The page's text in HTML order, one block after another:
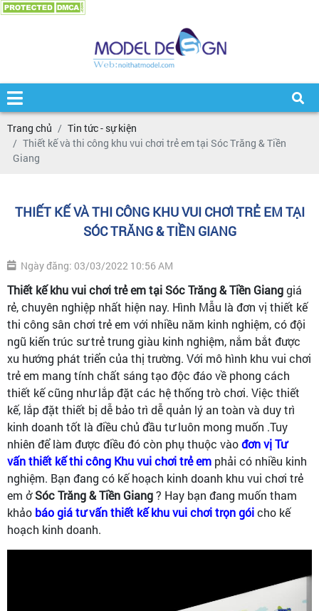
Trang chủ
Tin tức - sự kiện
Thiết kế và thi công khu vui chơi trẻ em tại Sóc Trăng & Tiền
Giang
THIẾT KẾ VÀ THI CÔNG KHU VUI CHƠI TRẺ EM TẠI
SÓC TRĂNG & TIỀN GIANG
Ngày đăng: 03/03/2022 10:56 AM
Thiết kế khu vui chơi trẻ em tại Sóc Trăng & Tiền Gianggiá
rẻ, chuyên nghiệp nhất hiện nay. Hình Mẫu là đơn vị thiết kế
thi công sân chơi trẻ em với nhiều năm kinh nghiệm, có đội
ngũ kiến trúc sư trẻ trung giàu kinh nghiệm, nắm bắt được
xu hướng phát triển của thị trường. Với mô hình khu vui chơi
trẻ em mang tính chất sáng tạo độc đáo về phong cách
thiết kế cũng như lắp đặt các hệ thống trò chơi. Việc thiết
kế, lắp đặt thiết bị dễ bảo trì dễ quản lý an toàn và duy trì
kinh doanh tốt là điều chủ đầu tư luôn mong muốn .Tuy
nhiên để làm được điều đó còn phụ thuộc vàođơn vị Tư
vấn thiết kế thi công Khu vui chơi trẻ em phải có nhiều kinh
nghiệm. Bạn đang có kế hoạch kinh doanh khu vui chơi trẻ
em ởSóc Trăng & Tiền Giang? Hay bạn đang muốn tham
khảo báo giá tư vấn thiết kế khu vui chơi trọn góicho kế
hoạch kinh doanh.